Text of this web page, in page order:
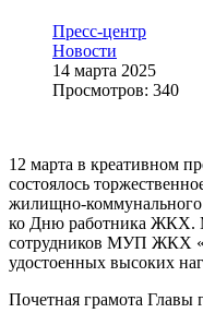
Пресс-центр
Новости
14 марта 2025
Просмотров: 340
12 марта в креативном
состоялось
жилищно-коммунального
ко Дню работника ЖКХ.
сотрудников МУП ЖКХ
удостоенных высоких
Почетная грамота Главы